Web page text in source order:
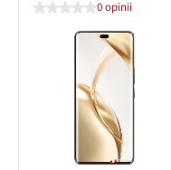
0 opinii